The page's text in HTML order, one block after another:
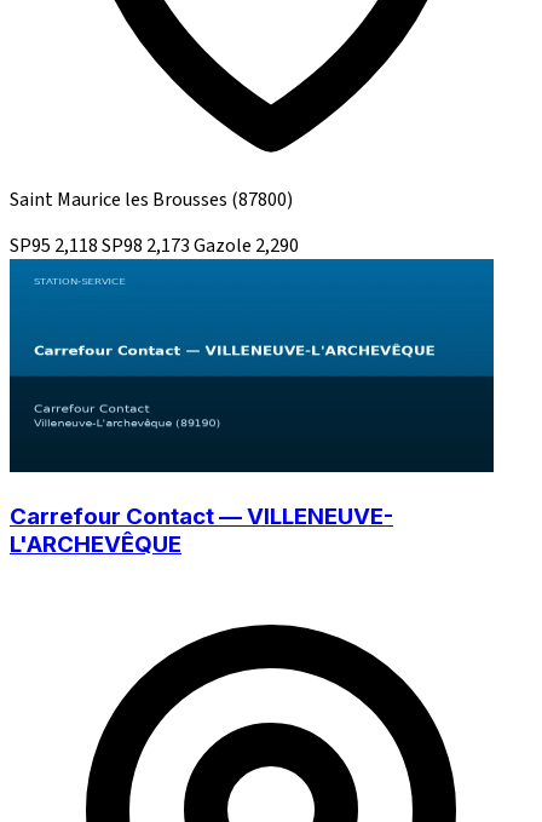
Saint Maurice les Brousses (87800)
SP95 2,118SP98 2,173Gazole 2,290
Carrefour Contact — VILLENEUVE-
L'ARCHEVÊQUE